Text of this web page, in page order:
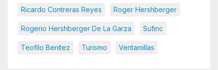
Ricardo Contreras Reyes Roger Hershberger
Rogerio Hershberger De La Garza Sufinc
Teofilo Benítez Turismo Ventamillas